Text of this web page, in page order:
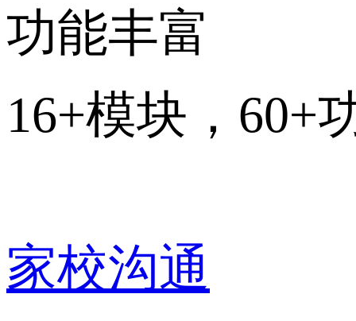
功能丰富
16+模块，60+
家校沟通